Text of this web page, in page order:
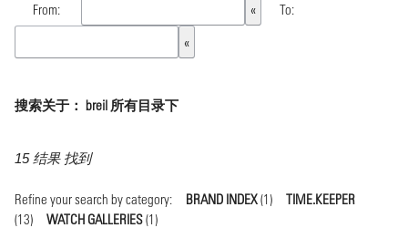
From: To:
搜索关于： breil 所有目录下
15 结果 找到
Refine your search by category: BRAND INDEX(1)
TIME.KEEPER
(13)
WATCH GALLERIES(1)